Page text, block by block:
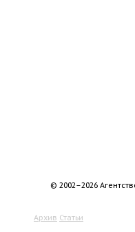
© 2002–2026
Архив Статьи